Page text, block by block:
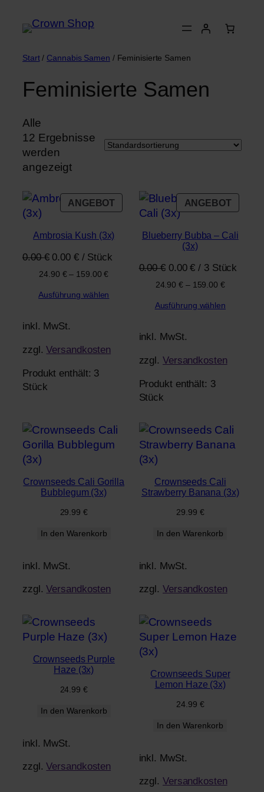
Inhalt
Start/ Cannabis Samen / Feminisierte Samen
Feminisierte Samen
Alle
12 Ergebnisse
werden
angezeigt
ANGEBOTPRODUKT
IM
Ambrosia Kush (3x)
0.00€ Ursprünglicher
Preis
0.00 €
0.00 €Aktueller
Preis
0.00 €.
/ Stück
24.90 € – 159.00€
Ausführung wählen
inkl. MwSt.
zzgl.Versandkosten
Produkt enthält: 3
Stück
ANGEBOT
IM
Blueberry Bubba – Cali
(3x)
0.00€ Ursprünglicher
Preis
0.00 €
0.00€Aktueller
Preis
0.00 €.
/ 3 Stück
24.90€ – 159.00 €
Ausführung wählen
inkl. MwSt.
zzgl. Versandkosten
Produkt enthält: 3
Stück
Crownseeds Cali Gorilla
Bubblegum (3x)
29.99 €
In den Warenkorb
inkl. MwSt.
zzgl.Versandkosten
Crownseeds Cali
Strawberry Banana (3x)
29.99 €
In den Warenkorb
inkl. MwSt.
zzgl. Versandkosten
Crownseeds Purple
Haze (3x)
24.99 €
In den Warenkorb
inkl. MwSt.
zzgl.Versandkosten
Crownseeds Super
Lemon Haze (3x)
24.99 €
In den Warenkorb
inkl. MwSt.
zzgl. Versandkosten